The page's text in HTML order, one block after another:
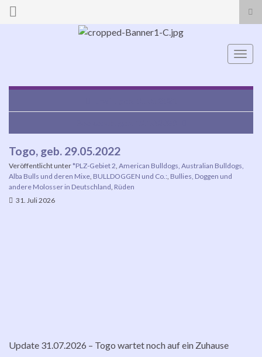
Search for:
Togo, geb. 29.05.2022
Veröffentlicht unter*PLZ-Gebiet 2 American Bulldogs, Australian Bulldogs,
Alba Bulls und deren Mixe BULLDOGGEN und Co.: Bullies, Doggen und
andere Molosser in Deutschland Rüden
31. Juli 2026
Update 31.07.2026 – Togo wartet noch auf ein Zuhause